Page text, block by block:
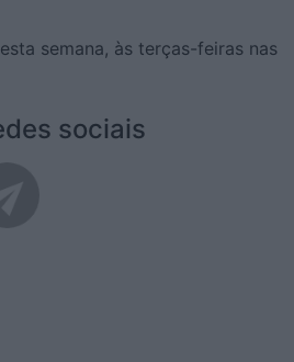
semana, às terças-feiras nas
sociais